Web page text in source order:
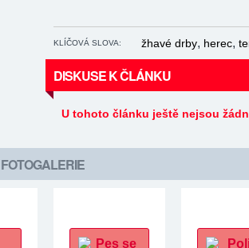
KLÍČOVÁ SLOVA: žhavé drby, herec,
DISKUSE K ČLÁNKU
U tohoto článku ještě nejsou